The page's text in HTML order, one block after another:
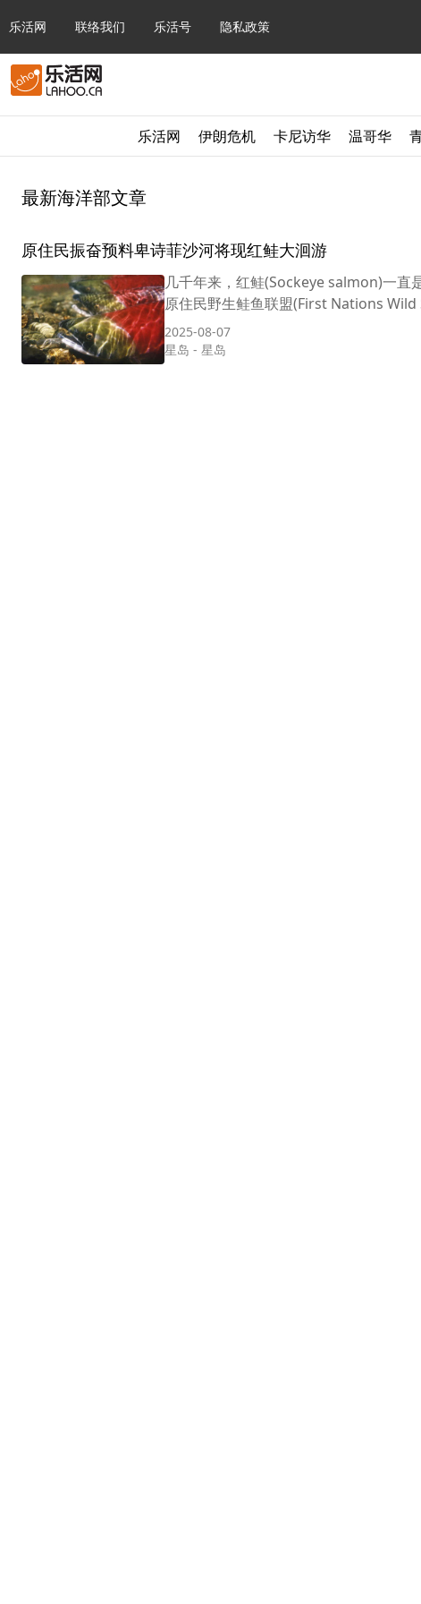
乐活网 联络我们 乐活号 隐私政策
乐活网 伊朗危机 卡尼访华 温哥华
最新海洋部文章
原住民振奋预料卑诗菲沙河将现红鲑大洄游
几千年来，红鲑(Sockeye salmon)一直
原住民野生鲑鱼联盟(First Nations
2025-08-07
星岛 - 星岛